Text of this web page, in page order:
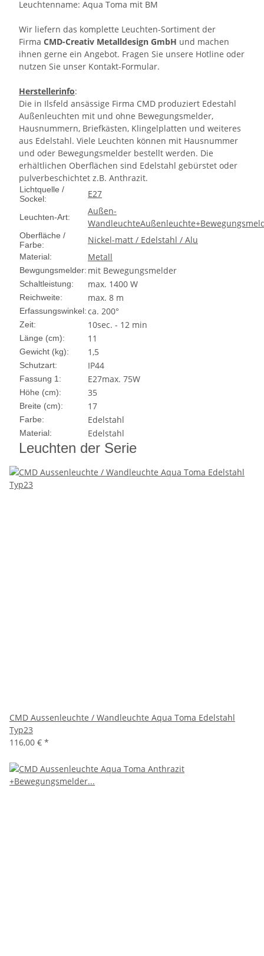
Leuchtenname: Aqua Toma mit BM
Wir liefern das komplette Leuchten-Sortiment der
Firma CMD-Creativ Metalldesign GmbH und machen
ihnen gerne ein Angebot. Fragen Sie unsere Hotline oder
nutzen Sie unser Kontakt-Formular.
Herstellerinfo:
Die in Ilsfeld ansässige Firma CMD produziert Edestahl
Außenleuchten mit und ohne Bewegungsmelder,
Hausnummern, Briefkästen, Klingelplatten und weiteres
aus Edelstahl. Viele Leuchten können mit Hausnummer
und oder Bewegungsmelder bestellt werden. Die
erhältlichen Oberflächen sind Edelstahl gebürstet oder
pulverbeschichtet z.B. Anthrazit.
Lichtquelle /
Sockel:
E27
Leuchten-Art:
Außen-
Wandleuchte
Oberfläche /
Farbe:
Nickel-matt / Edelstahl / Alu
Material: Metall
Bewgungsmelder: mit Bewegungsmelder
Schaltleistung: max. 1400 W
Reichweite: max. 8 m
Erfassungswinkel:ca. 200°
Zeit: 10sec. - 12 min
Länge (cm): 11
Gewicht (kg): 1,5
Schutzart: IP44
Fassung 1: E27max. 75W
Höhe (cm): 35
Breite (cm): 17
Farbe: Edelstahl
Material: Edelstahl
Leuchten der Serie
CMD Aussenleuchte / Wandleuchte Aqua Toma Edelstahl
Typ23
116,00 € *